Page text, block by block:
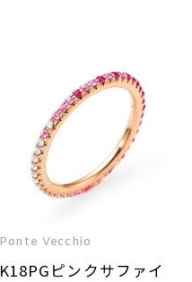
Ponte Vecchio
K18PGピンクサファイ